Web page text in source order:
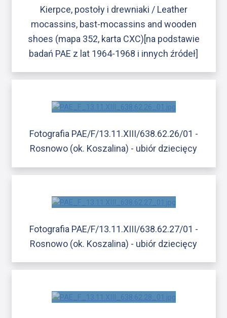
Kierpce, postoły i drewniaki / Leather
mocassins, bast-mocassins and wooden
shoes (mapa 352, karta CXC)[na podstawie
badań PAE z lat 1964-1968 i innych źródeł]
Fotografia PAE/F/13.11.XIII/638.62.26/01 -
Rosnowo (ok. Koszalina) - ubiór dziecięcy
Fotografia PAE/F/13.11.XIII/638.62.27/01 -
Rosnowo (ok. Koszalina) - ubiór dziecięcy